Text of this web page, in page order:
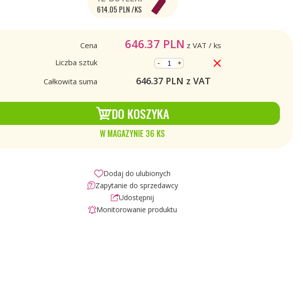
614.05 PLN /KS
Cena 646.37 PLN z VAT / ks
Liczba sztuk
- +
Całkowita suma 646.37PLN z VAT
DO KOSZYKA
W MAGAZYNIE 36 KS
Dodaj do ulubionych
Zapytanie do sprzedawcy
Udostępnij
Monitorowanie produktu